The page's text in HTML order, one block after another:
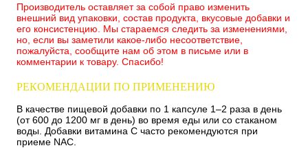
Производитель оставляет за собой право изменить
внешний вид упаковки, состав продукта, вкусовые добавки и
его консистенцию. Мы стараемся следить за изменениями,
но, если вы заметили какое-либо несоответствие,
пожалуйста, сообщите нам об этом в письме или в
комментарии к товару. Спасибо!
РЕКОМЕНДАЦИИ ПО ПРИМЕНЕНИЮ
В качестве пищевой добавки по 1 капсуле 1–2 раза в день
(от 600 до 1200 мг в день) во время еды или со стаканом
воды. Добавки витамина С часто рекомендуются при
приеме NAC.